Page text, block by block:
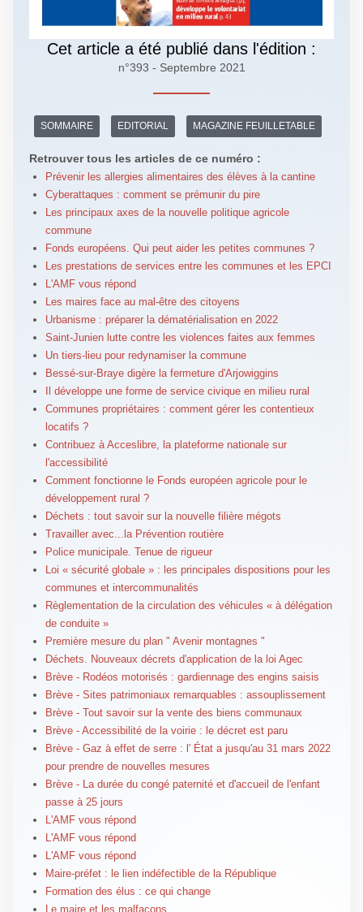
Cet article a été publié dans l'édition :
n°393 - Septembre 2021
SOMMAIRE EDITORIAL MAGAZINE FEUILLETABLE
Retrouver tous les articles de ce numéro :
Prévenir les allergies alimentaires des élèves à la cantine
Cyberattaques : comment se prémunir du pire
Les principaux axes de la nouvelle politique agricole
commune
Fonds européens. Qui peut aider les petites communes ?
Les prestations de services entre les communes et les EPCI
L'AMF vous répond
Les maires face au mal-être des citoyens
Urbanisme : préparer la dématérialisation en 2022
Saint-Junien lutte contre les violences faites aux femmes
Un tiers-lieu pour redynamiser la commune
Bessé-sur-Braye digère la fermeture d'Arjowiggins
Il développe une forme de service civique en milieu rural
Communes propriétaires : comment gérer les contentieux
locatifs ?
Contribuez à Acceslibre, la plateforme nationale sur
l'accessibilité
Comment fonctionne le Fonds européen agricole pour le
développement rural ?
Déchets : tout savoir sur la nouvelle filière mégots
Travailler avec...la Prévention routière
Police municipale. Tenue de rigueur
Loi « sécurité globale » : les principales dispositions pour les
communes et intercommunalités
Règlementation de la circulation des véhicules « à délégation
de conduite »
Première mesure du plan " Avenir montagnes "
Déchets. Nouveaux décrets d'application de la loi Agec
Brève - Rodéos motorisés : gardiennage des engins saisis
Brève - Sites patrimoniaux remarquables : assouplissement
Brève - Tout savoir sur la vente des biens communaux
Brève - Accessibilité de la voirie : le décret est paru
Brève - Gaz à effet de serre : l' État a jusqu'au 31 mars 2022
pour prendre de nouvelles mesures
Brève - La durée du congé paternité et d'accueil de l'enfant
passe à 25 jours
L'AMF vous répond
L'AMF vous répond
L'AMF vous répond
Maire-préfet : le lien indéfectible de la République
Formation des élus : ce qui change
Le maire et les malfaçons